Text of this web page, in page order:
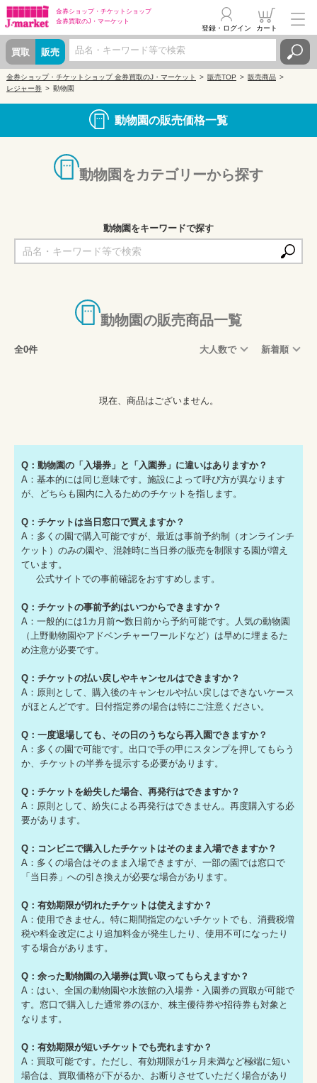
金券ショップ・ チケットショップ
金券買取のJ・マーケット
買取 販売
登録・ログイン カート
金券ショップ・チケットショップ 金券買取のJ・マーケット 販売TOP
販売商品
レジャー券
動物園
動物園の販売価格一覧
動物園をカテゴリーから探す
動物園をキーワードで探す
動物園の販売商品一覧
全0件 大人数で 新着順
現在、商品はございません。
Q：動物園の「入場券」と「入園券」に違いはありますか？
A：基本的には同じ意味です。施設によって呼び方が異なります
が、どちらも園内に入るためのチケットを指します。
Q：チケットは当日窓口で買えますか？
A：多くの園で購入可能ですが、最近は事前予約制（オンラインチ
ケット）のみの園や、混雑時に当日券の販売を制限する園が増え
ています。
公式サイトでの事前確認をおすすめします。
Q： チケットの事前予約はいつからできますか？
A：一般的には1カ月前〜数日前から予約可能です。人気の動物園
（上野動物園やアドベンチャーワールドなど）は早めに埋まるた
め注意が必要です。
Q：チケットの払い戻しやキャンセルはできますか？
A：原則として、購入後のキャンセルや払い戻しはできないケース
がほとんどです。日付指定券の場合は特にご注意ください。
Q：一度退場しても、その日のうちなら再入園できますか？
A：多くの園で可能です。出口で手の甲にスタンプを押してもらう
か、チケットの半券を提示する必要があります。
Q：チケットを紛失した場合、再発行はできますか？
A：原則として、紛失による再発行はできません。再度購入する必
要があります。
Q：コンビニで購入したチケットはそのまま入場できますか？
A：多くの場合はそのまま入場できますが、一部の園では窓口で
「当日券」への引き換えが必要な場合があります。
Q：有効期限が切れたチケットは使えますか？
A：使用できません。特に期間指定のないチケットでも、消費税増
税や料金改定により追加料金が発生したり、使用不可になったり
する場合があります。
Q：余った動物園の入場券は買い取ってもらえますか？
A：はい、全国の動物園や水族館の入場券・入園券の買取が可能で
す。窓口で購入した通常券のほか、株主優待券や招待券も対象と
なります。
Q：有効期限が短いチケットでも売れますか？
A：買取可能です。ただし、有効期限が1ヶ月未満など極端に短い
場合は、買取価格が下がるか、お断りさせていただく場合があり